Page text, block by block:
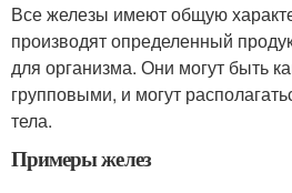
Все железы имеют общую
производят определенный
для организма. Они могут быть
групповыми, и могут
тела.
Примеры желез